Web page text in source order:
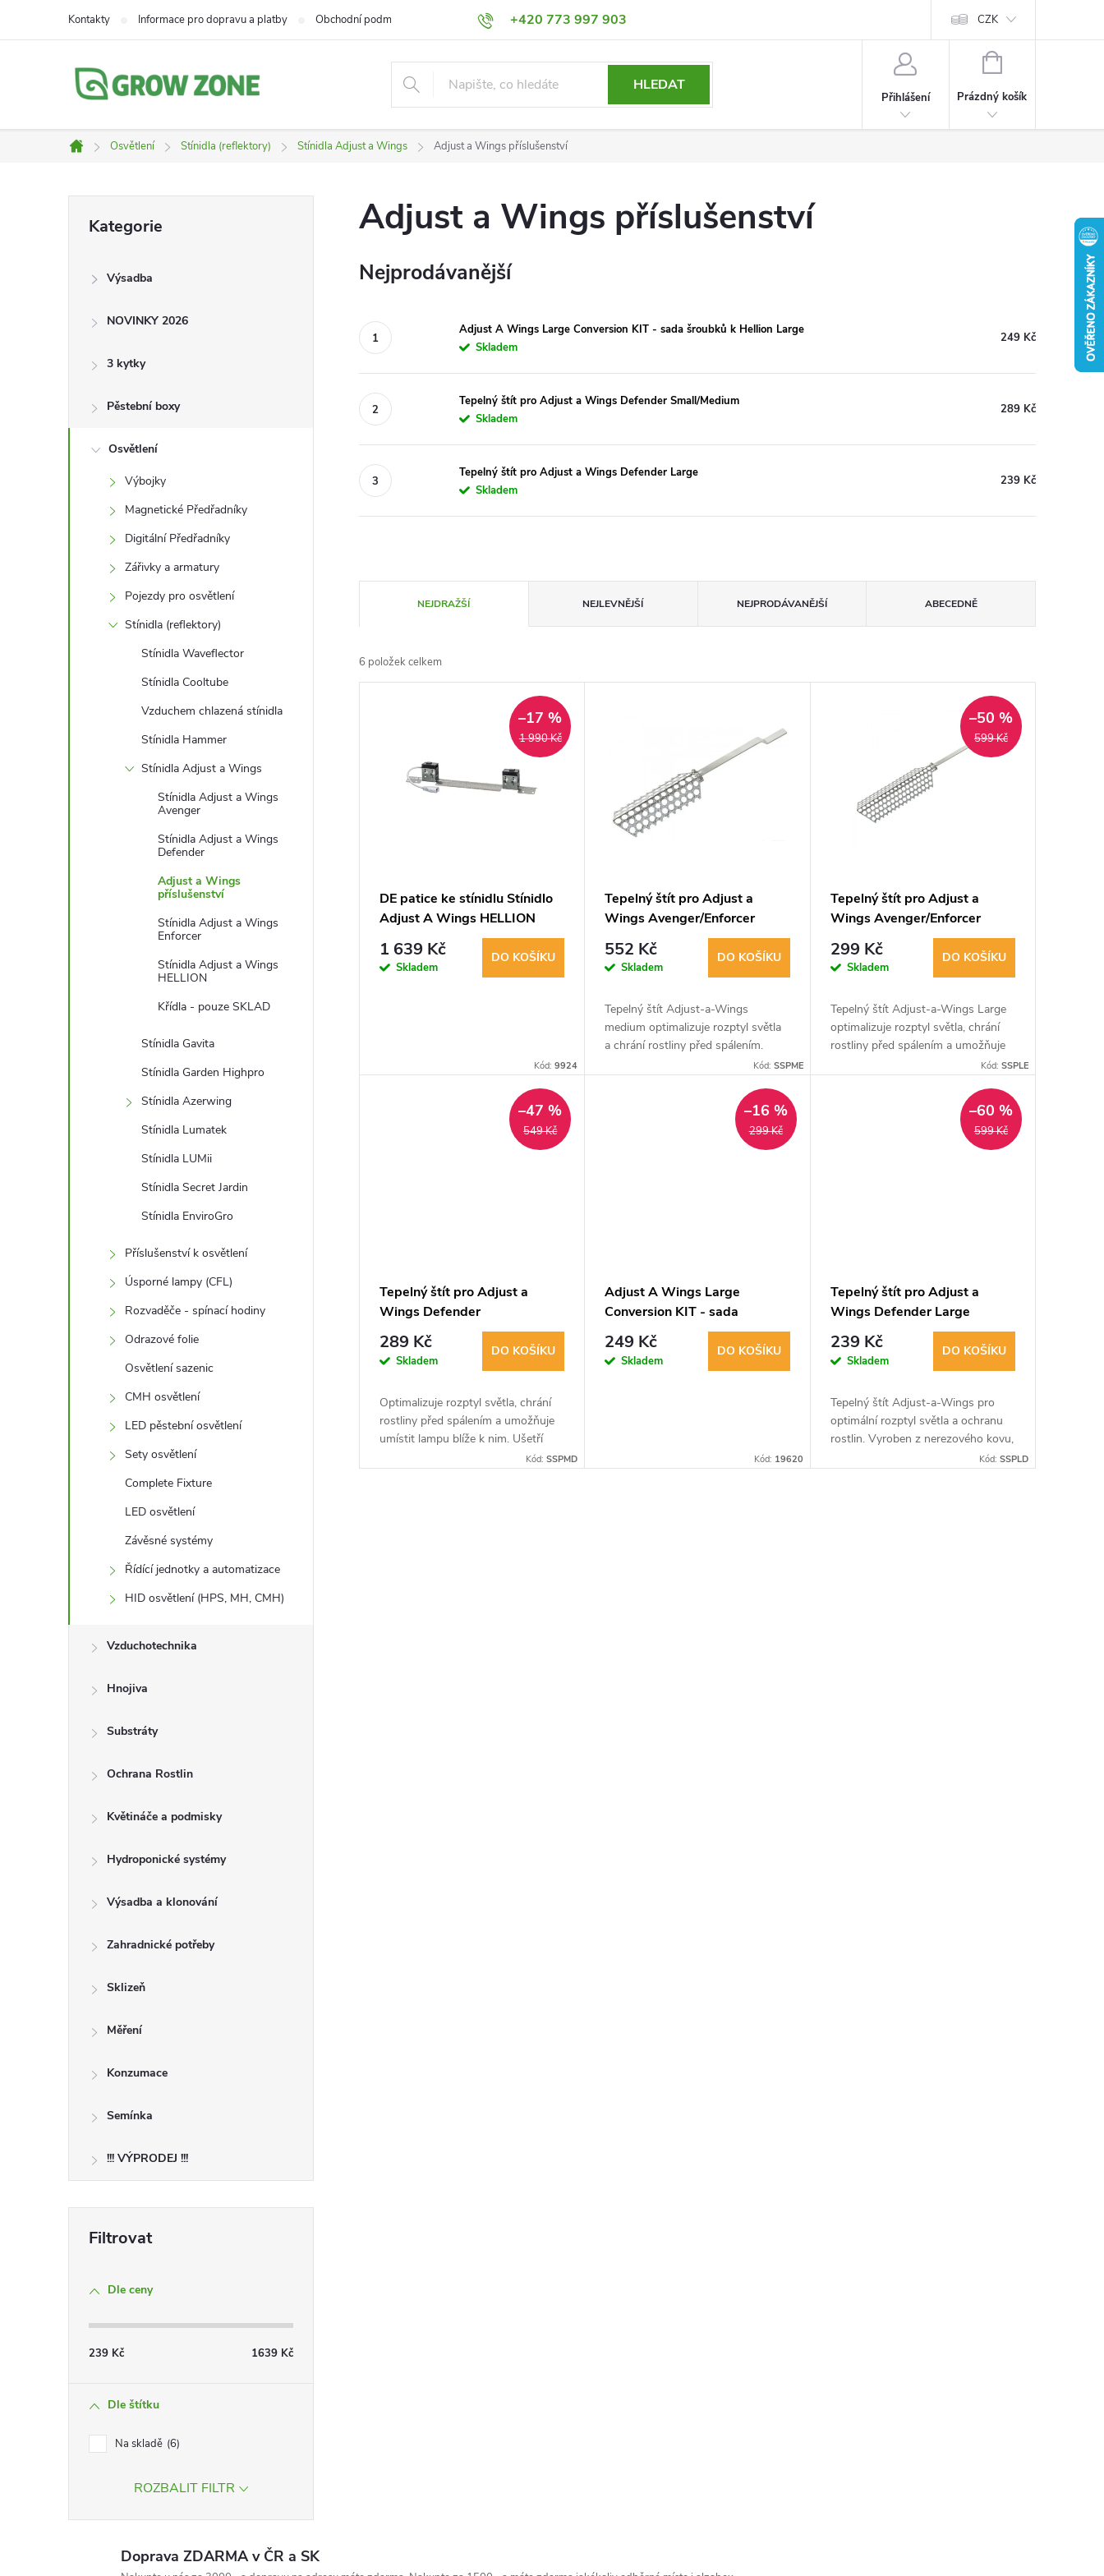
+420 773 997 903
Kontakty Informace pro dopravu a platby Obchodní podmínky Výměna a Vrácení Podmínky ochrany osobních údajů CZK
HLEDAT
Přihlášení
NÁKUPNÍ
Prázdný košík
Domů
Osvětlení Stínidla (reflektory) Stínidla Adjust a Wings Adjust a Wings příslušenství
a
kategorie
Kategorie
Výsadba
NOVINKY 2026
3 kytky
Pěstební boxy
Osvětlení
Výbojky
Magnetické Předřadníky
Digitální Předřadníky
Zářivky a armatury
Pojezdy pro osvětlení
Stínidla (reflektory)
Stínidla Waveflector
Stínidla Cooltube
Vzduchem chlazená stínidla
Stínidla Hammer
Stínidla Adjust a Wings
Stínidla Adjust a Wings
Avenger
Stínidla Adjust a Wings
Defender
Adjust a Wings
příslušenství
Stínidla Adjust a Wings
Enforcer
Stínidla Adjust a Wings
HELLION
Křídla - pouze SKLAD
Stínidla Gavita
Stínidla Garden Highpro
Stínidla Azerwing
Stínidla Lumatek
Stínidla LUMii
Stínidla Secret Jardin
Stínidla EnviroGro
Příslušenství k osvětlení
Úsporné lampy (CFL)
Rozvaděče - spínací hodiny
Odrazové folie
Osvětlení sazenic
CMH osvětlení
LED pěstební osvětlení
Sety osvětlení
Complete Fixture
LED osvětlení
Závěsné systémy
Řídící jednotky a automatizace
HID osvětlení (HPS, MH, CMH)
Vzduchotechnika
Hnojiva
Substráty
Ochrana Rostlin
Květináče a podmisky
Hydroponické systémy
Výsadba a klonování
Zahradnické potřeby
Sklizeň
Měření
Konzumace
Semínka
!!! VÝPRODEJ !!!
Dle ceny
239 Kč 1639 Kč
Dle štítku
Na skladě 6
ROZBALIT FILTR
Adjust a Wings příslušenství
Nejprodávanější
Adjust A Wings Large Conversion KIT - sada šroubků k Hellion Large
Skladem
249 Kč
Tepelný štít pro Adjust a Wings Defender Small/Medium
Skladem
289 Kč
Tepelný štít pro Adjust a Wings Defender Large
Skladem
239 Kč
a
z
NEJDRAŽŠÍ NEJLEVNĚJŠÍ NEJPRODÁVANĚJŠÍ ABECEDNĚ
6 položek celkem
u
1 990 Kč
–17 %
DE patice ke stínidlu Stínidlo
Adjust A Wings HELLION
1 639 Kč
Skladem
DO KOŠÍKU
Kód:9924
Tepelný štít pro Adjust a
Wings Avenger/Enforcer
Medium
552 Kč
Skladem
DO KOŠÍKU
Tepelný štít Adjust-a-Wings
medium optimalizuje rozptyl světla
a chrání rostliny před spálením.
Umožňuje snížit lampu blíže kKód: SSPME
599 Kč
–50 %
Tepelný štít pro Adjust a
Wings Avenger/Enforcer
299 Kč
Skladem
DO KOŠÍKU
Tepelný štít Adjust-a-Wings Large
optimalizuje rozptyl světla, chrání
rostliny před spálením a umožňuje
Kód: SSPLE
549 Kč
–47 %
Tepelný štít pro Adjust a
Wings Defender
Small/Medium
289 Kč
Skladem
DO KOŠÍKU
Optimalizuje rozptyl světla, chrání
rostliny před spálením a umožňuje
umístit lampu blíže k nim. Ušetří
energii a zvýší výnosnost úrody pro
Kód:SSPMD
299 Kč
–16 %
Adjust A Wings Large
Conversion KIT - sada
šroubků k Hellion Large
249 Kč
Skladem
DO KOŠÍKU
Kód: 19620
599 Kč
–60 %
Tepelný štít pro Adjust a
Wings Defender Large
239 Kč
Skladem
DO KOŠÍKU
Tepelný štít Adjust-a-Wings pro
optimální rozptyl světla a ochranu
rostlin. Vyroben z nerezového kovu,
vhodný pro výbojky 400-600w.Kód: SSPLD
Doprava ZDARMA v ČR a SK